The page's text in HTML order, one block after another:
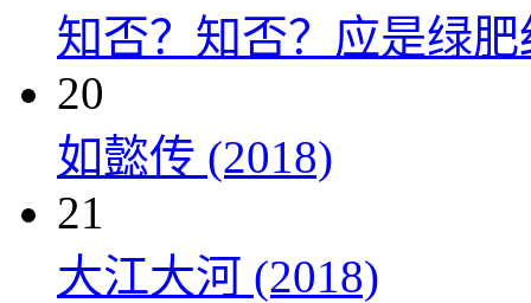
知否？知否？应是绿肥
20
如懿传 (2018)
21
大江大河 (2018)